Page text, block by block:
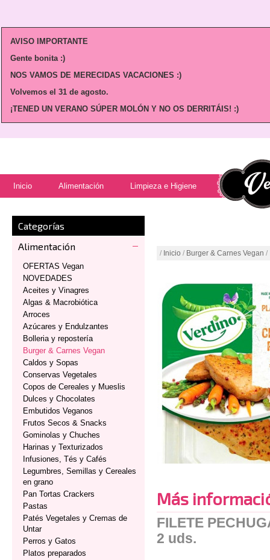
AVISO IMPORTANTE
Gente bonita :)
NOS VAMOS DE MERECIDAS VACACIONES :)
Volvemos el 31 de agosto.
¡TENED UN VERANO SÚPER MOLÓN Y NO OS DERRITÁIS! :)
Inicio Alimentación Limpieza e Higiene
Categorías
Alimentación
OFERTAS Vegan
NOVEDADES
Aceites y Vinagres
Algas & Macrobiótica
Arroces
Azúcares y Endulzantes
Bolleria y repostería
Burger & Carnes Vegan
Caldos y Sopas
Conservas Vegetales
Copos de Cereales y Mueslis
Dulces y Chocolates
Embutidos Veganos
Frutos Secos & Snacks
Gominolas y Chuches
Harinas y Texturizados
Infusiones, Tés y Cafés
Legumbres, Semillas y Cereales
en grano
Pan Tortas Crackers
Pastas
Patés Vegetales y Cremas de
Untar
Perros y Gatos
Platos preparados
/ Inicio / Burger & Carnes Vegan /
Más
FILETE
2 uds.